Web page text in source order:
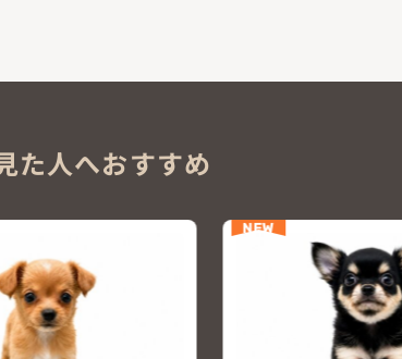
た人へおすすめ
NEW